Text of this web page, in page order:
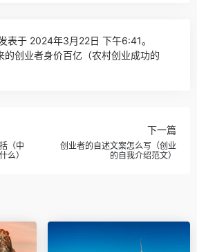
表于 2024年3月22日 下午6:41。
的创业者身价百亿（农村创业成功的
（中
么）
下一篇
创业者的自述文案怎么写（创业
的自我介绍范文）